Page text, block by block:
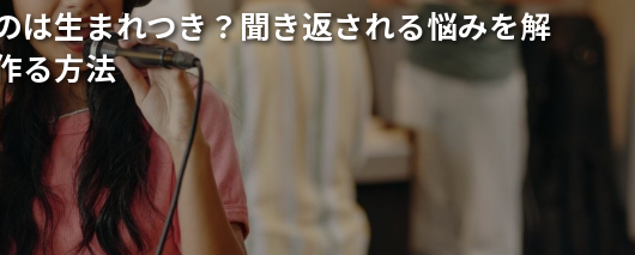
は生まれつき？聞き返される悩みを解
る方法